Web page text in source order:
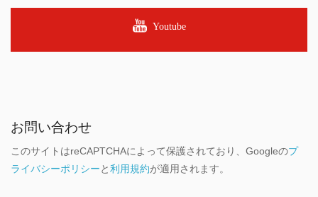
Youtube
お問い合わせ
このサイトはreCAPTCHAによって保護されており、Googleのプ
ライバシーポリシーと利用規約が適用されます。